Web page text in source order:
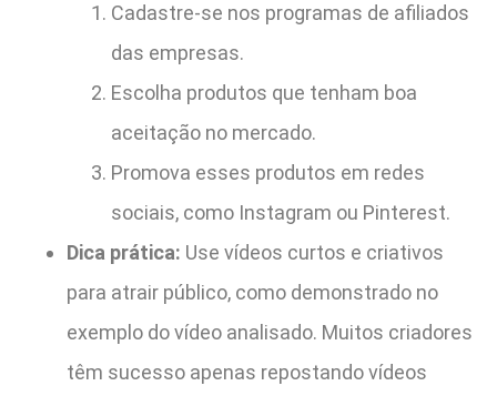
Cadastre-se nos programas de afiliados
das empresas.
Escolha produtos que tenham boa
aceitação no mercado.
Promova esses produtos em redes
sociais, como Instagram ou Pinterest.
Dica prática: Use vídeos curtos e criativos
para atrair público, como demonstrado no
exemplo do vídeo analisado. Muitos criadores
têm sucesso apenas repostando vídeos